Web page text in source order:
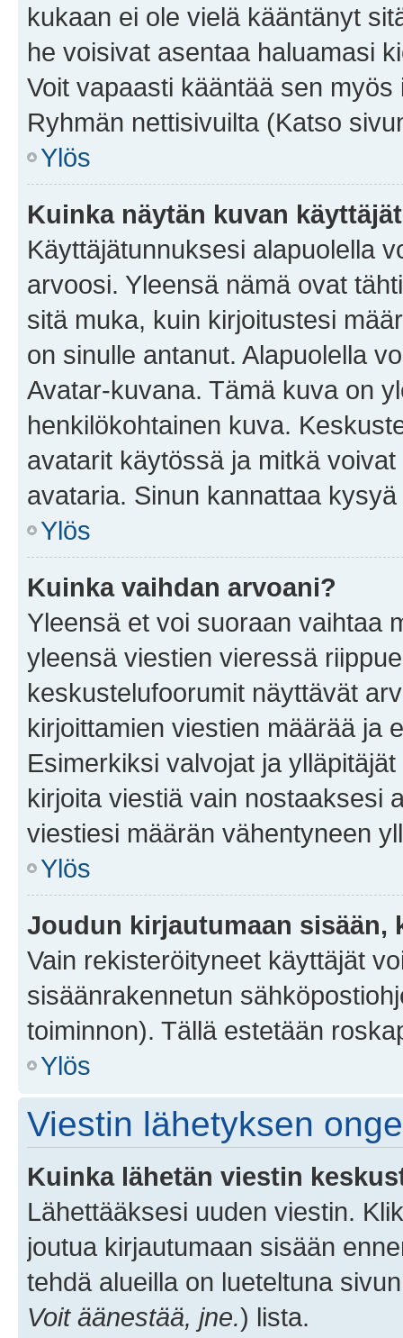
kukaan ei ole vielä kääntänyt
he voisivat asentaa haluamasi
Voit vapaasti kääntää sen
Ryhmän nettisivuilta (Katso
Ylös
Kuinka näytän kuvan
Käyttäjätunnuksesi alapuolella
arvoosi. Yleensä nämä ovat
sitä muka, kuin kirjoitustesi
on sinulle antanut. Alapuolella
Avatar-kuvana. Tämä kuva on
henkilökohtainen kuva.
avatarit käytössä ja mitkä
avataria. Sinun kannattaa
Ylös
Kuinka vaihdan arvoani?
Yleensä et voi suoraan vaihtaa
yleensä viestien vieressä
keskustelufoorumit näyttävät
kirjoittamien viestien määrää ja
Esimerkiksi valvojat ja
kirjoita viestiä vain nostaaksesi
viestiesi määrän vähentyneen
Ylös
Joudun kirjautumaan sisään,
Vain rekisteröityneet käyttäjät
sisäänrakennetun
toiminnon). Tällä estetään
Ylös
Viestin lähetyksen
Kuinka lähetän viestin
Lähettääksesi uuden viestin.
joutua kirjautumaan sisään
tehdä alueilla on lueteltuna
Voit äänestää, jne.) lista.